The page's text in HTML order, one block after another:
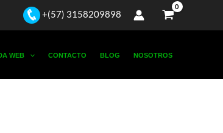
+(57) 3158209898
WEB CONTACTO BLOG NOSOTROS